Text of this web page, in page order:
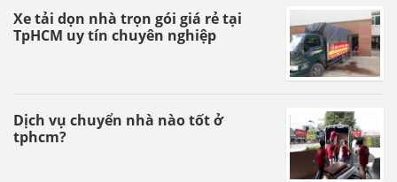
Xe tải dọn nhà trọn gói giá rẻ tại
TpHCM uy tín chuyên nghiệp
Dịch vụ chuyển nhà nào tốt ở
tphcm?